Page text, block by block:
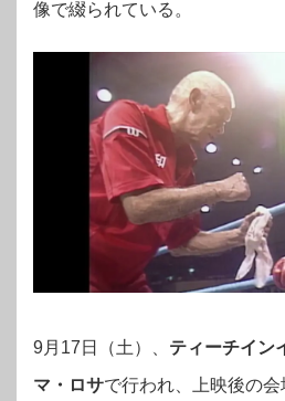
像で綴られている。
9月17 日（土）、 ティーチイン
マ・ロサで行われ、 上映後の会